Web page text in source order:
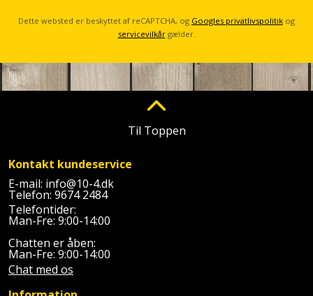
Skunklem
Sternbeklædning
Terrassebrædder
Terrasseopklodsning
Tråd
til
byggeri
Palleløfter
Reb
og
snor
Renseservietter
og
wipes
Industristøvsuger
Kantlimertilbehør
Kap-
og
geringssav
Kerneboremaskine
Højbede
og
fritid
Jul
Kaffe
Dette websted er beskyttet af reCAPTCHA, og Googles privatlivspolitik og
servicevilkårgælder.
Til Toppen
Kontakt kundeservice
E-mail: info@10-4.dk
Telefon: 9674 2484
Telefontider:
Man-Fre: 9:00-14:00
Chatten er åben:
Man-Fre: 9:00-14:00
Chat med os